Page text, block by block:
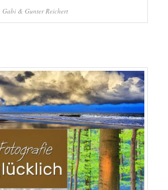
Gabi & Gunter Reichert